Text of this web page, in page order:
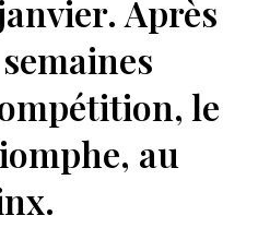
Après
le
au